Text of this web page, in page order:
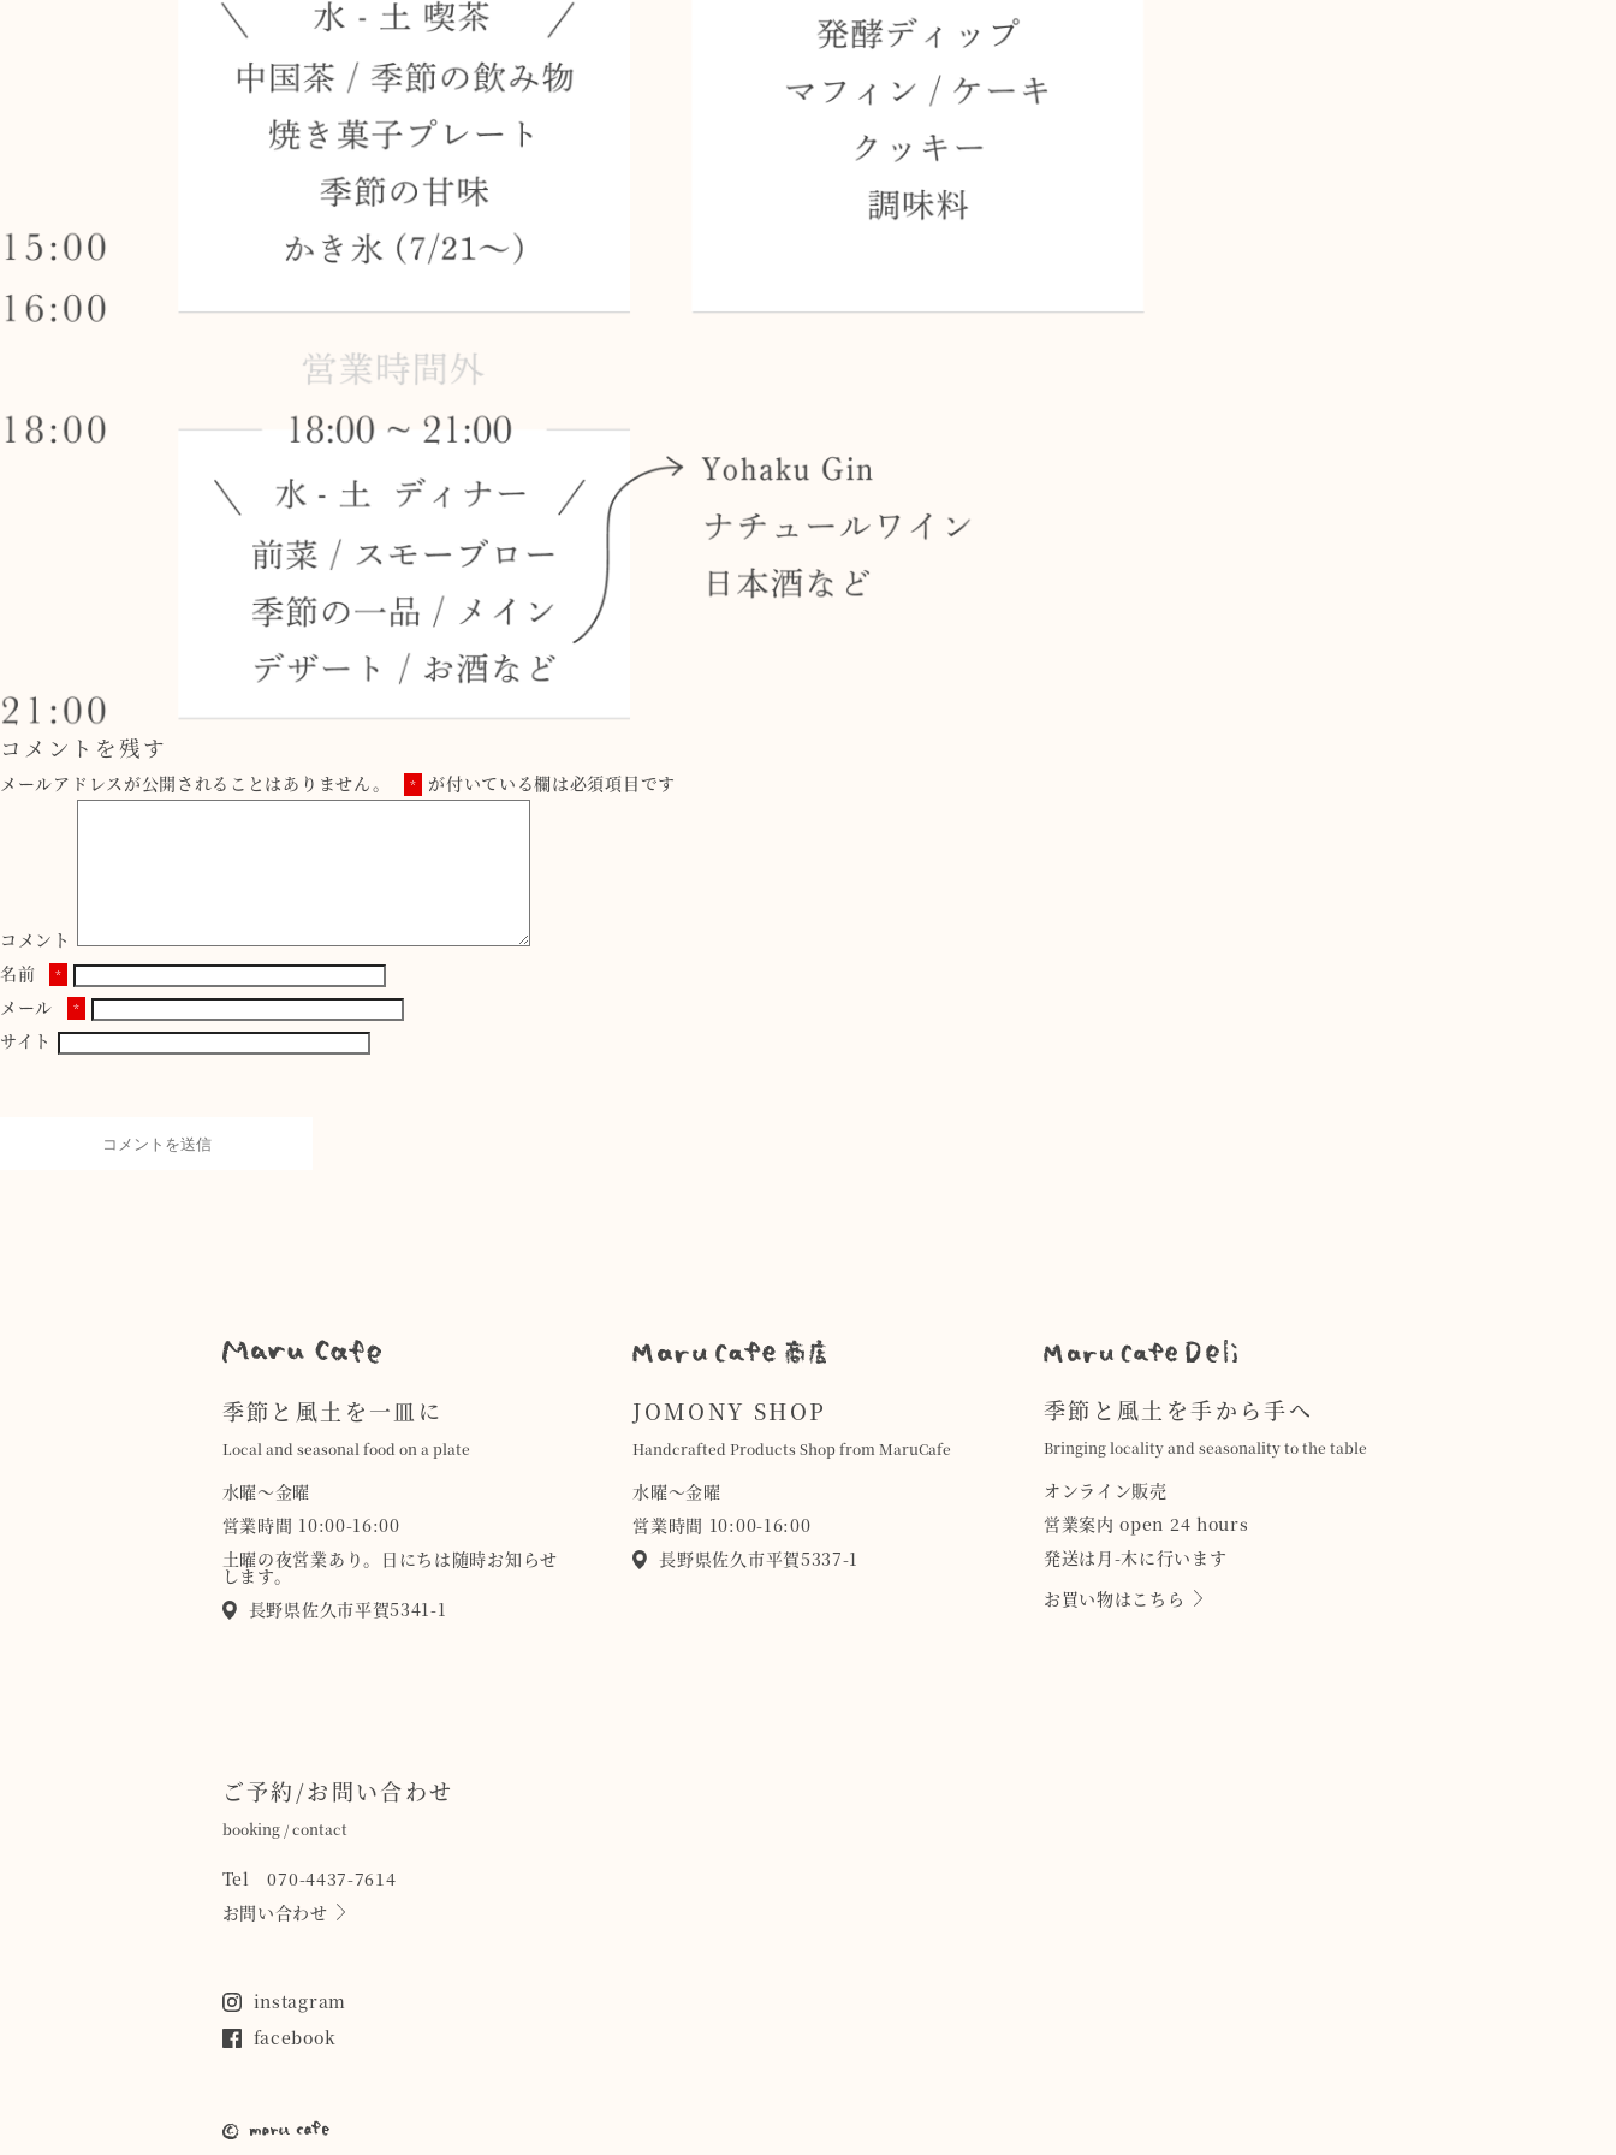
コメントを残す
メールアドレスが公開されることはありません。 * が付いている欄は必須項目です
コメント
名前
*
メール *
サイト
季節と風土を一皿に
Local and seasonal food on a plate
水曜〜金曜
営業時間 10:00-16:00
土曜の夜営業あり。日にちは随時お知らせ
します。
長野県佐久市平賀5341-1
JOMONY SHOP
Handcrafted Products Shop from MaruCafe
水曜〜金曜
営業時間 10:00-16:00
長野県佐久市平賀5337-1
季節と風土を手から手へ
Bringing locality and seasonality to the table
オンライン販売
営業案内 open 24 hours
発送は月-木に行います
お買い物はこちら
ご予約/お問い合わせ
booking / contact
Tel 070-4437-7614
お問い合わせ
instagram
facebook